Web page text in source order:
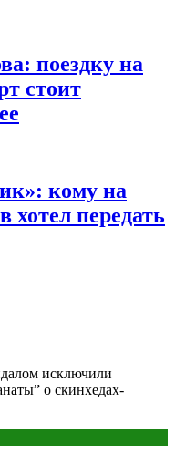
поездку на
стоит
кому на
хотел передать
исключили
о скинхедах-